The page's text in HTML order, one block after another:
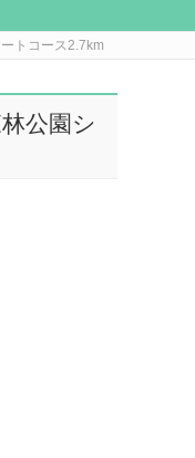
トコース2.7km
公園シ